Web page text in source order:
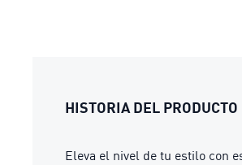
HISTORIA DEL PRODUCTO
Eleva el nivel de tu estilo con